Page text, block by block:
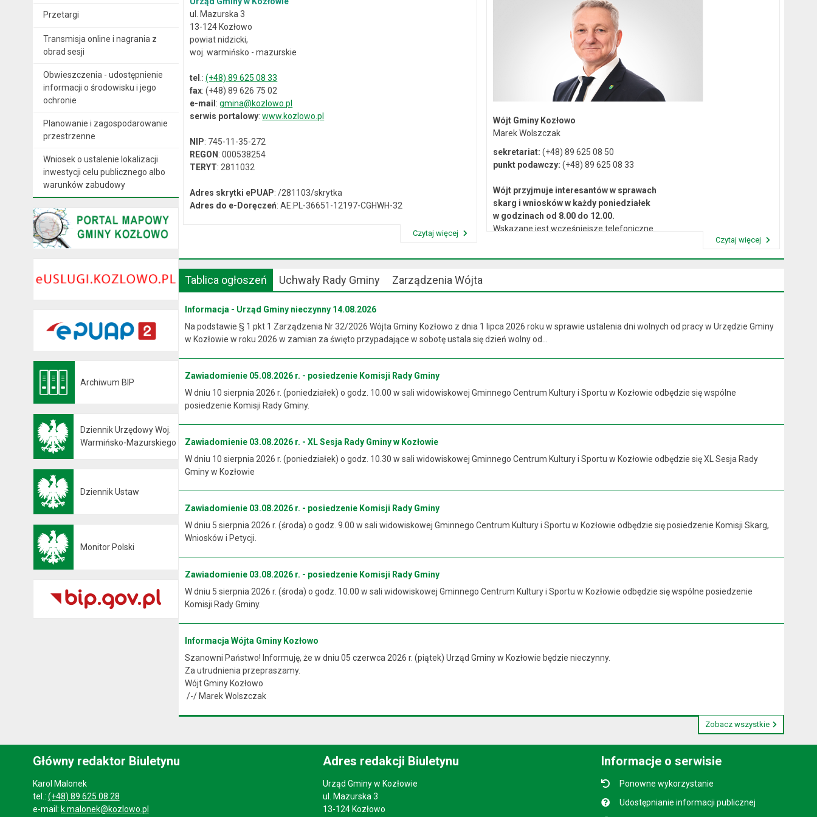
Przetargi
Transmisja online i nagrania z
obrad sesji
Obwieszczenia - udostępnienie
informacji o środowisku i jego
ochronie
Planowanie i zagospodarowanie
przestrzenne
Wniosek o ustalenie lokalizacji
inwestycji celu publicznego albo
warunków zabudowy
Archiwum BIP
Dziennik Urzędowy Woj.
Warmińsko-Mazurskiego
Dziennik Ustaw
Monitor Polski
ul. Mazurska 3
13-124 Kozłowo
powiat nidzicki,
woj. warmińsko - mazurskie
tel .:(+48) 89 625 08 33
fax: (+48) 89 626 75 02
e-mail :gmina@kozlowo.pl
serwis portalowy:www.kozlowo.pl
NIP: 745-11-35-272
REGON : 000538254
TERYT: 2811032
Adres skrytki ePUAP: /281103/skrytka
Adres do e-Doręczeń: AE:PL-36651-12197-CGHWH-32
Czytaj więcej
Wójt Gminy Kozłowo
Marek Wolszczak
sekretariat: (+48) 89 625 08 50
punkt podawczy: (+48) 89 625 08 33
Wójt przyjmuje interesantów w sprawach
skarg i wniosków w każdy poniedziałek
w godzinach od 8.00 do 12.00.
Wskazane jest wcześniejsze telefoniczne
Czytaj więcej
Tablica ogłoszeń Uchwały Rady Gminy Zarządzenia Wójta
Informacja - Urząd Gminy nieczynny 14.08.2026
Na podstawie § 1 pkt 1 Zarządzenia Nr 32/2026 Wójta Gminy Kozłowo z dnia 1 lipca 2026 roku w sprawie ustalenia dni wolnych od pracy w Urzędzie Gminy
w Kozłowie w roku 2026 w zamian za święto przypadające w sobotę ustala się dzień wolny od...
Zawiadomienie 05.08.2026 r. - posiedzenie Komisji Rady Gminy
W dniu 10 sierpnia 2026 r. (poniedziałek) o godz. 10.00 w sali widowiskowej Gminnego Centrum Kultury i Sportu w Kozłowie odbędzie się wspólne
posiedzenie Komisji Rady Gminy.
Zawiadomienie 03.08.2026 r. - XL Sesja Rady Gminy w Kozłowie
W dniu 10 sierpnia 2026 r. (poniedziałek) o godz. 10.30 w sali widowiskowej Gminnego Centrum Kultury i Sportu w Kozłowie odbędzie się XL Sesja Rady
Gminy w Kozłowie
Zawiadomienie 03.08.2026 r. - posiedzenie Komisji Rady Gminy
W dniu 5 sierpnia 2026 r. (środa) o godz. 9.00 w sali widowiskowej Gminnego Centrum Kultury i Sportu w Kozłowie odbędzie się posiedzenie Komisji Skarg,
Wniosków i Petycji.
Zawiadomienie 03.08.2026 r. - posiedzenie Komisji Rady Gminy
W dniu 5 sierpnia 2026 r. (środa) o godz. 10.00 w sali widowiskowej Gminnego Centrum Kultury i Sportu w Kozłowie odbędzie się wspólne posiedzenie
Komisji Rady Gminy.
Informacja Wójta Gminy Kozłowo
Szanowni Państwo! Informuję, że w dniu 05 czerwca 2026 r. (piątek) Urząd Gminy w Kozłowie będzie nieczynny.
Za utrudnienia przepraszamy.
Wójt Gminy Kozłowo
/-/ Marek Wolszczak
Zobacz wszystkie
Główny redaktor Biuletynu
Karol Malonek
tel.: (+48) 89 625 08 28
e-mail: k.malonek@kozlowo.pl
Adres redakcji Biuletynu
Urząd Gminy w Kozłowie
ul. Mazurska 3
13-124 Kozłowo
Informacje o serwisie
Ponowne wykorzystanie
Udostępnianie informacji publicznej